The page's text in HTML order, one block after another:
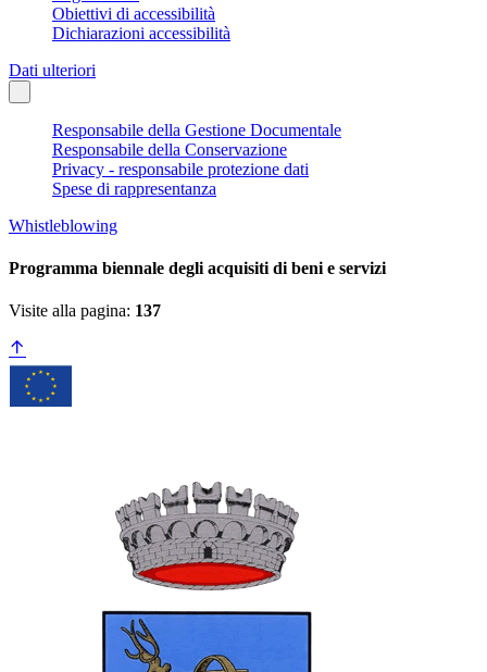
Obiettivi di accessibilità
Dichiarazioni accessibilità
Dati ulteriori
Responsabile della Gestione Documentale
Responsabile della Conservazione
Privacy - responsabile protezione dati
Spese di rappresentanza
Whistleblowing
Programma biennale degli acquisiti di beni e servizi
Visite alla pagina: 137